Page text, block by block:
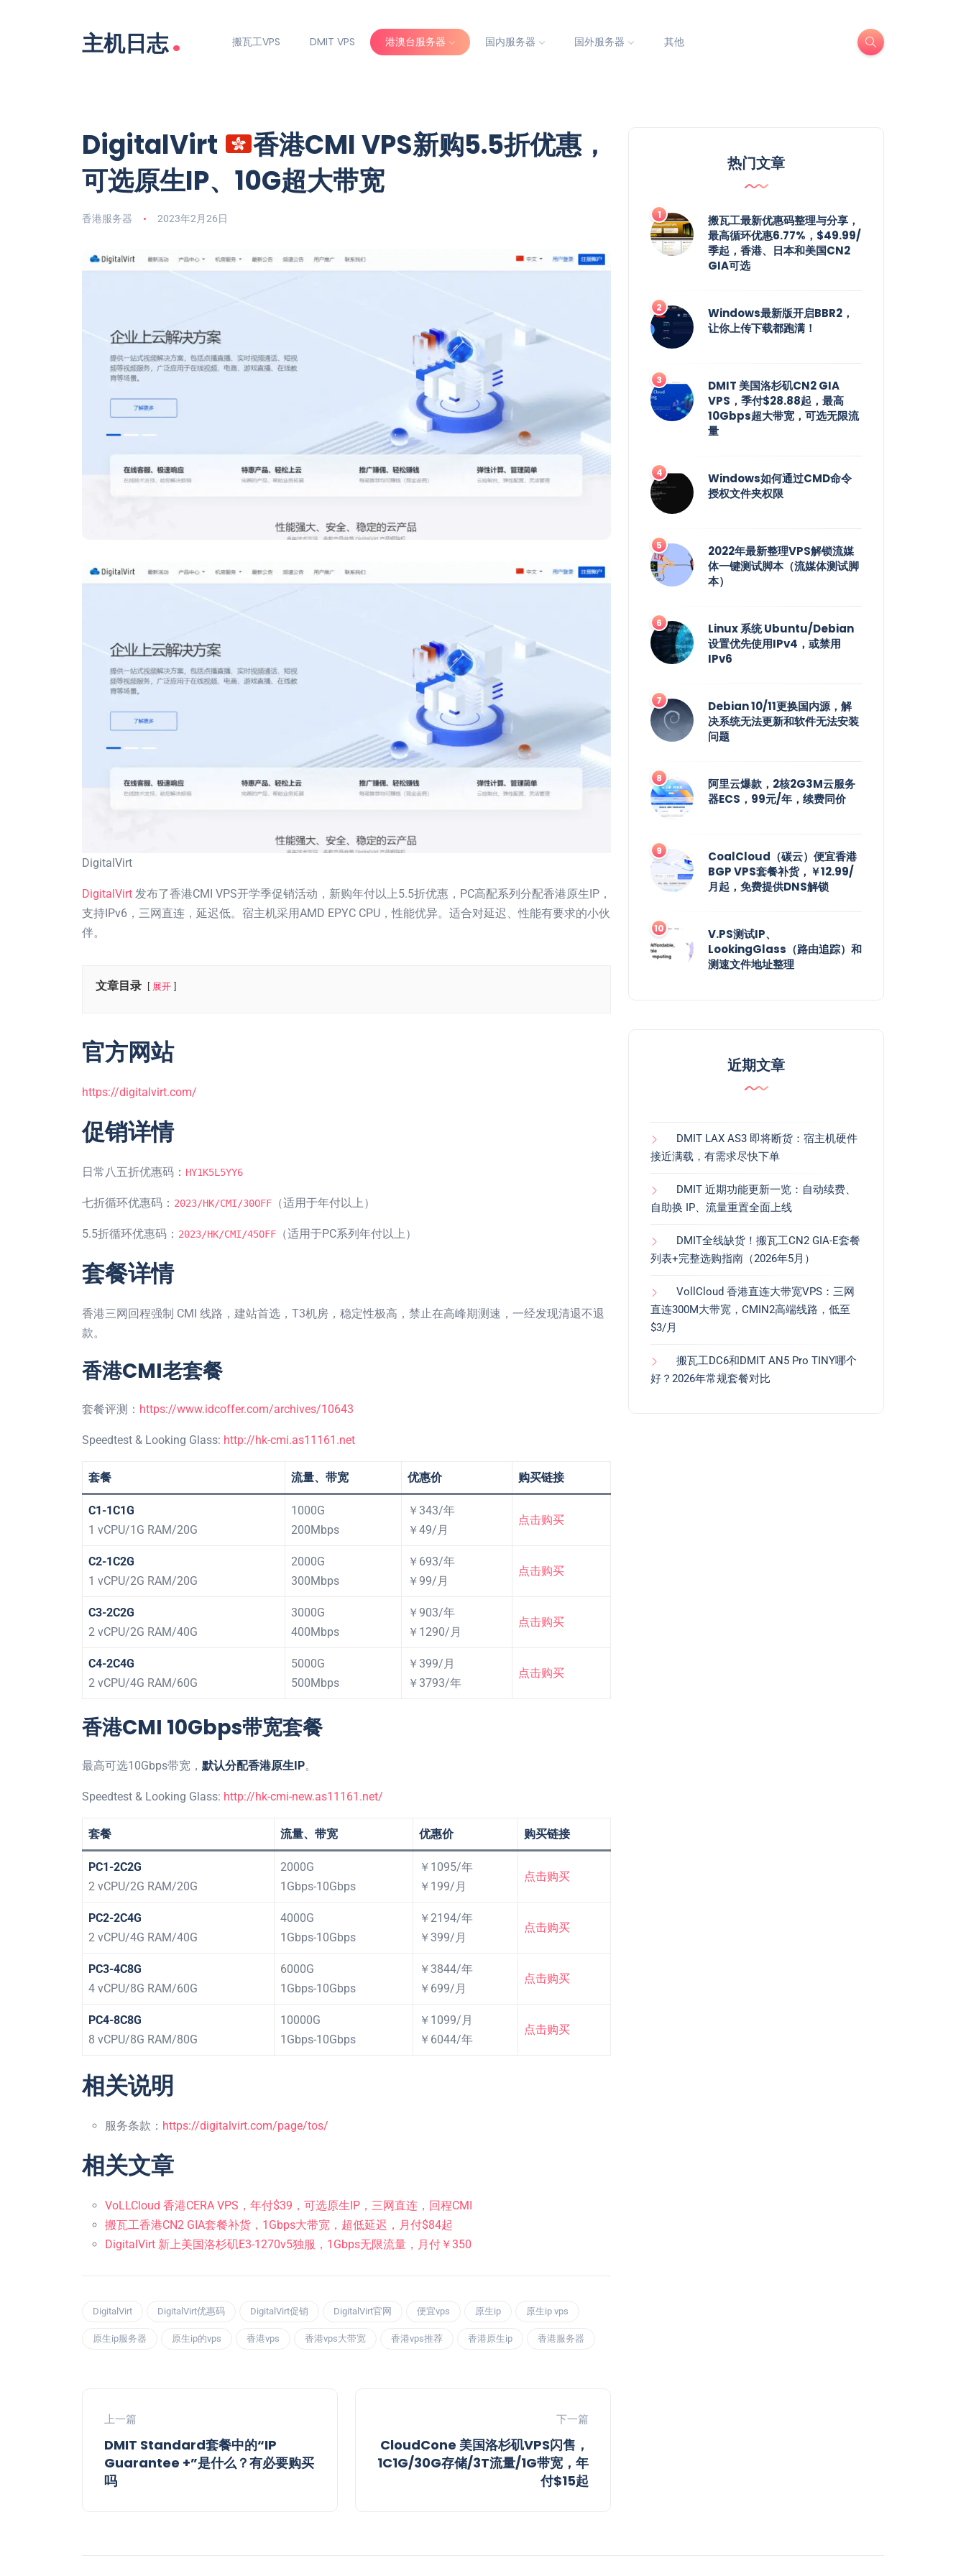
主机日志. 搬瓦工VPS DMIT VPS 港澳台服务器 国内服务器 国外服务器 其他
DigitalVirt
香港CMI VPS新购5.5折优惠，
可选原生IP、10G超大带宽
香港服务器 2023年2月26日
DigitalVirt
DigitalVirt 发布了香港CMI VPS开学季促销活动，新购年付以上5.5折优惠，PC高配系列分配香港原生IP，
支持IPv6，三网直连，延迟低。宿主机采用AMD EPYC CPU，性能优异。适合对延迟、性能有要求的小伙
伴。
文章目录 展开
官方网站
https://digitalvirt.com/
促销详情
日常八五折优惠码： HY1K5L5YY6
七折循环优惠码： 2023/HK/CMI/30OFF （适用于年付以上）
5.5折循环优惠码： 2023/HK/CMI/45OFF （适用于PC系列年付以上）
套餐详情
香港三网回程强制 CMI 线路，建站首选，T3机房，稳定性极高，禁止在高峰期测速，一经发现清退不退
款。
香港CMI老套餐
套餐评测： https://www.idcoffer.com/archives/10643
Speedtest & Looking Glass: http://hk-cmi.as11161.net
套餐 流量、带宽 优惠价 购买链接
C1-1C1G
1 vCPU/1G RAM/20G
1000G
200Mbps
￥343/年
￥49/月
点击购买
C2-1C2G
1 vCPU/2G RAM/20G
2000G
300Mbps
￥693/年
￥99/月
点击购买
C3-2C2G
2 vCPU/2G RAM/40G
3000G
400Mbps
￥903/年
￥1290/月
点击购买
C4-2C4G
2 vCPU/4G RAM/60G
5000G
500Mbps
￥399/月
￥3793/年
点击购买
香港CMI 10Gbps带宽套餐
最高可选10Gbps带宽， 默认分配香港原生IP。
Speedtest & Looking Glass: http://hk-cmi-new.as11161.net/
套餐 流量、带宽 优惠价 购买链接
PC1-2C2G
2 vCPU/2G RAM/20G
2000G
1Gbps-10Gbps
￥1095/年
￥199/月
点击购买
PC2-2C4G
2 vCPU/4G RAM/40G
4000G
1Gbps-10Gbps
￥2194/年
￥399/月
点击购买
PC3-4C8G
4 vCPU/8G RAM/60G
6000G
1Gbps-10Gbps
￥3844/年
￥699/月
点击购买
PC4-8C8G
8 vCPU/8G RAM/80G
10000G
1Gbps-10Gbps
￥1099/月
￥6044/年
点击购买
相关说明
服务条款： https://digitalvirt.com/page/tos/
相关文章
VoLLCloud 香港CERA VPS，年付$39，可选原生IP，三网直连，回程CMI
搬瓦工香港CN2 GIA套餐补货，1Gbps大带宽，超低延迟，月付$84起
DigitalVirt 新上美国洛杉矶E3-1270v5独服，1Gbps无限流量，月付￥350
DigitalVirt DigitalVirt优惠码 DigitalVirt促销 DigitalVirt官网 便宜vps 原生ip 原生ip vps
原生ip服务器 原生ip的vps 香港vps 香港vps大带宽 香港vps推荐 香港原生ip 香港服务器
上一篇
DMIT Standard套餐中的“IP
Guarantee +”是什么？有必要购买
吗
下一篇
CloudCone 美国洛杉矶VPS闪售，
1C1G/30G存储/3T流量/1G带宽，年
付$15起
热门文章
搬瓦工最新优惠码整理与分享，
最高循环优惠6.77%，$49.99/
季起，香港、日本和美国CN2
GIA可选
Windows最新版开启BBR2，
让你上传下载都跑满！
DMIT 美国洛杉矶CN2 GIA
VPS，季付$28.88起，最高
10Gbps超大带宽，可选无限流
量
Windows如何通过CMD命令
授权文件夹权限
2022年最新整理VPS解锁流媒
体一键测试脚本（流媒体测试脚
本）
Linux 系统 Ubuntu/Debian
设置优先使用IPv4，或禁用
IPv6
Debian 10/11更换国内源，解
决系统无法更新和软件无法安装
问题
阿里云爆款，2核2G3M云服务
器ECS，99元/年，续费同价
CoalCloud（碳云）便宜香港
BGP VPS套餐补货，￥12.99/
月起，免费提供DNS解锁
V.PS测试IP、
LookingGlass（路由追踪）和
测速文件地址整理
近期文章
DMIT LAX AS3 即将断货：宿主机硬件
接近满载，有需求尽快下单
DMIT 近期功能更新一览：自动续费、
自助换 IP、流量重置全面上线
DMIT全线缺货！搬瓦工CN2 GIA-E套餐
列表+完整选购指南（2026年5月）
VollCloud 香港直连大带宽VPS：三网
直连300M大带宽，CMIN2高端线路，低至
$3/月
搬瓦工DC6和DMIT AN5 Pro TINY哪个
好？2026年常规套餐对比